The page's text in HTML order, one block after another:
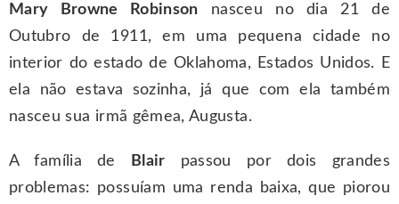
Mary Browne Robinson nasceu no dia 21 de
Outubro de 1911, em uma pequena cidade no
interior do estado de Oklahoma, Estados Unidos. E
ela não estava sozinha, já que com ela também
nasceu sua irmã gêmea, Augusta.
A família de Blair passou por dois grandes
problemas: possuíam uma renda baixa, que piorou